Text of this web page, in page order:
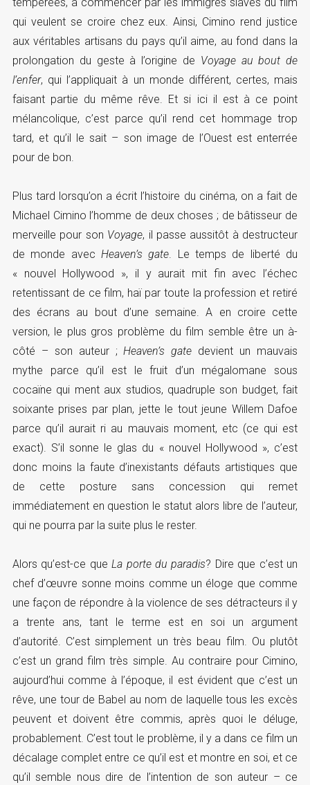
qui veulent se croire chez eux. Ainsi, Cimino rend justice
aux véritables artisans du pays qu’il aime, au fond dans la
prolongation du geste à l’origine de Voyage au bout de
l’enfer, qui l’appliquait à un monde différent, certes, mais
faisant partie du même rêve. Et si ici il est à ce point
mélancolique, c’est parce qu’il rend cet hommage trop
tard, et qu’il le sait – son image de l’Ouest est enterrée
pour de bon.
Plus tard lorsqu’on a écrit l’histoire du cinéma, on a fait de
Michael Cimino l’homme de deux choses ; de bâtisseur de
merveille pour son Voyage, il passe aussitôt à destructeur
de monde avec Heaven’s gate . Le temps de liberté du
« nouvel Hollywood », il y aurait mit fin avec l’échec
retentissant de ce film, haï par toute la profession et retiré
des écrans au bout d’une semaine. A en croire cette
version, le plus gros problème du film semble être un à-
côté – son auteur ;Heaven’s gate devient un mauvais
mythe parce qu’il est le fruit d’un mégalomane sous
cocaïne qui ment aux studios, quadruple son budget, fait
soixante prises par plan, jette le tout jeune Willem Dafoe
parce qu’il aurait ri au mauvais moment, etc (ce qui est
exact). S’il sonne le glas du « nouvel Hollywood », c’est
donc moins la faute d’inexistants défauts artistiques que
de cette posture sans concession qui remet
immédiatement en question le statut alors libre de l’auteur,
qui ne pourra par la suite plus le rester.
Alors qu’est-ce queLa porte du paradis? Dire que c’est un
chef d’œuvre sonne moins comme un éloge que comme
une façon de répondre à la violence de ses détracteurs il y
a trente ans, tant le terme est en soi un argument
d’autorité. C’est simplement un très beau film. Ou plutôt
c’est un grand film très simple. Au contraire pour Cimino,
aujourd’hui comme à l’époque, il est évident que c’est un
rêve, une tour de Babel au nom de laquelle tous les excès
peuvent et doivent être commis, après quoi le déluge,
probablement. C’est tout le problème, il y a dans ce film un
décalage complet entre ce qu’il est et montre en soi, et ce
qu’il semble nous dire de l’intention de son auteur – ce